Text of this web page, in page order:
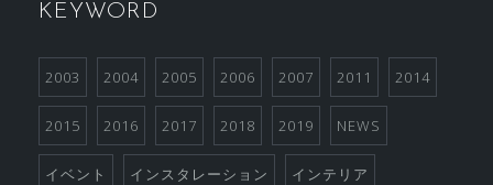
KEYWORD
2003 2004 2005 2006 2007 2011 2014
2015 2016 2017 2018 2019 NEWS
イベント インスタレーション インテリア